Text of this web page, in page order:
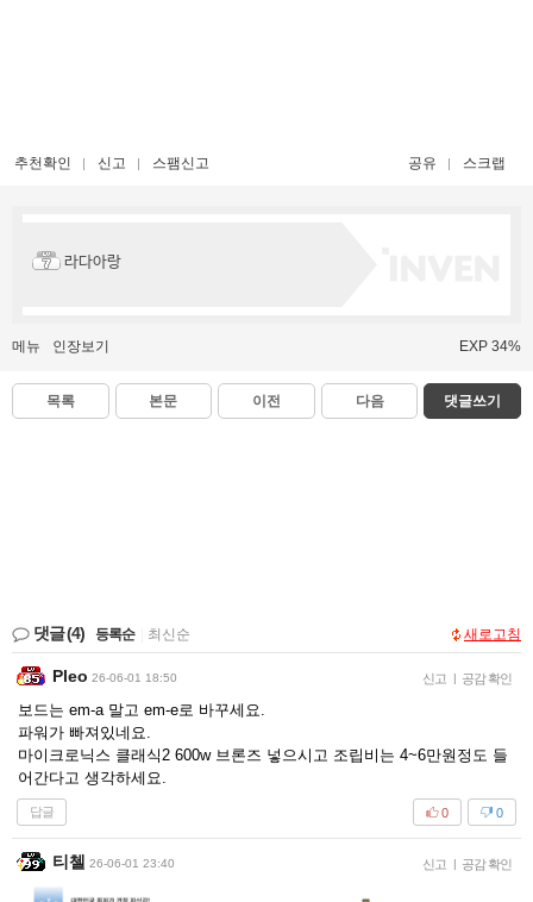
추천확인 신고 스팸신고 공유 스크랩
라다아랑
메뉴 인장보기 EXP 34%
목록 본문 이전 다음 댓글쓰기
댓글(4) 등록순 최신순 새로고침
Pleo 26-06-01 18:50 신고 공감 확인
보드는 em-a 말고 em-e로 바꾸세요.
파워가 빠져있네요.
마이크로닉스 클래식2 600w 브론즈 넣으시고 조립비는 4~6만원정도 들
어간다고 생각하세요.
답글 0
0
티첼 26-06-01 23:40 신고 공감 확인